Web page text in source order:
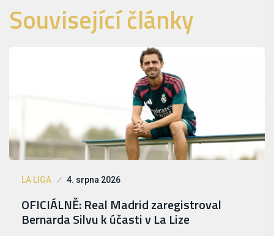
Související články
LA LIGA 4. srpna 2026
OFICIÁLNĚ: Real Madrid zaregistroval
Bernarda Silvu k účasti v La Lize